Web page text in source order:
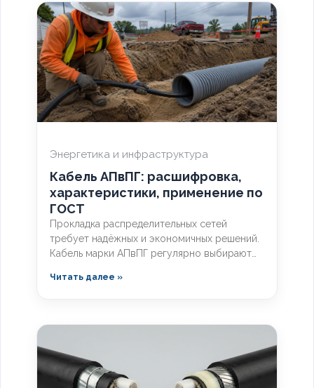
Энергетика и инфраструктура
Кабель АПвПГ: расшифровка,
характеристики, применение по
ГОСТ
Прокладка распределительных сетей
требует надёжных и экономичных решений.
Кабель марки АПвПГ регулярно выбирают
инфраструктуры и промышленных объектов.
Читать далее »